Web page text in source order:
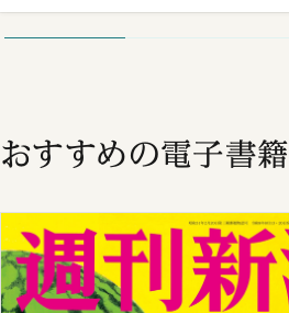
おすすめの電子書籍